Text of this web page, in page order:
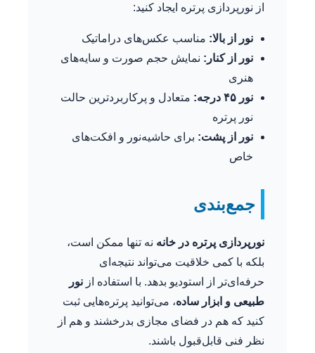
از نورپردازی پرتره ایجاد کنید:
نور از بالا: مناسب عکس‌های دراماتیک
نور از کنار: نمایش حجم صورت و سایه‌های
هنری
نور ۴۵ درجه:
متعادل و پرکاربردترین حالت
نور پرتره
نور از پشت: برای حاشیه‌نور و افکت‌های
خاص
جمع‌بندی
نورپردازی پرتره در خانه نه تنها ممکن است،
بلکه با کمی خلاقیت می‌تواند نتیجه‌ای
حرفه‌ای‌تر از استودیو بدهد. با استفاده از نور
طبیعی و ابزار ساده، می‌توانید پرتره‌هایی ثبت
کنید که هم در فضای مجازی بدرخشند و هم از
نظر فنی قابل‌قبول باشند.